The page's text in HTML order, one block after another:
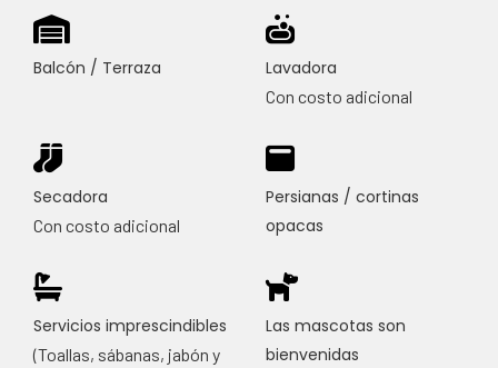
Balcón / Terraza Lavadora
Con costo adicional
Secadora
Con costo adicional
Persianas / cortinas
opacas
Servicios imprescindibles
(Toallas, sábanas, jabón y
Las mascotas son
bienvenidas